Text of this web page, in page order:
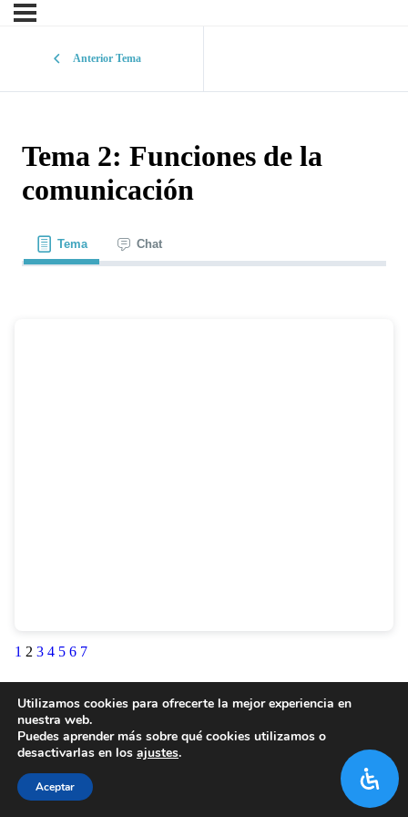
Anterior Tema
Tema 2: Funciones de la
comunicación
Tema Chat
1 2 3 4 5 6 7
Utilizamos cookies para ofrecerte la mejor experiencia en
nuestra web.
Puedes aprender más sobre qué cookies utilizamos o
desactivarlas en los ajustes.
Aceptar